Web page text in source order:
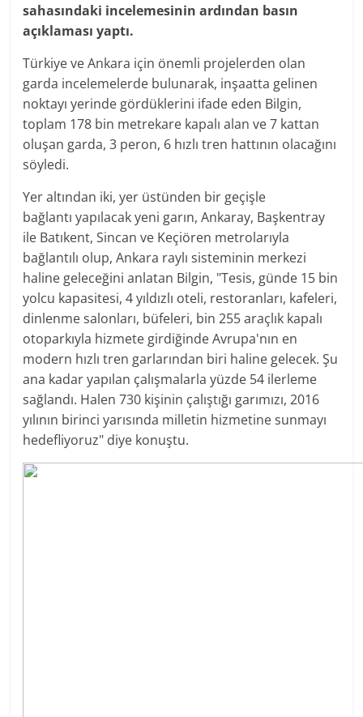
sahasındaki incelemesinin ardından basın
açıklaması yaptı.
Türkiye ve Ankara için önemli projelerden olan
garda incelemelerde bulunarak, inşaatta gelinen
noktayı yerinde gördüklerini ifade eden Bilgin,
toplam 178 bin metrekare kapalı alan ve 7 kattan
oluşan garda, 3 peron, 6 hızlı tren hattının olacağını
söyledi.
Yer altından iki, yer üstünden bir geçişle
bağlantı yapılacak yeni garın, Ankaray, Başkentray
ile Batıkent, Sincan ve Keçiören metrolarıyla
bağlantılı olup, Ankara raylı sisteminin merkezi
haline geleceğini anlatan Bilgin, "Tesis, günde 15 bin
yolcu kapasitesi, 4 yıldızlı oteli, restoranları, kafeleri,
dinlenme salonları, büfeleri, bin 255 araçlık kapalı
otoparkıyla hizmete girdiğinde Avrupa'nın en
modern hızlı tren garlarından biri haline gelecek. Şu
ana kadar yapılan çalışmalarla yüzde 54 ilerleme
sağlandı. Halen 730 kişinin çalıştığı garımızı, 2016
yılının birinci yarısında milletin hizmetine sunmayı
hedefliyoruz" diye konuştu.